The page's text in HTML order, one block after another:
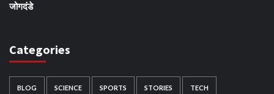
जोगदंडे
Categories
BLOG SCIENCE SPORTS STORIES TECH